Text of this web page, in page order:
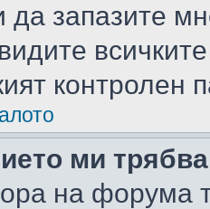
да запазите
контролен
ми
на форума